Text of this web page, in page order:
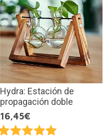
Hydra: Estación de
propagación doble
16,45€